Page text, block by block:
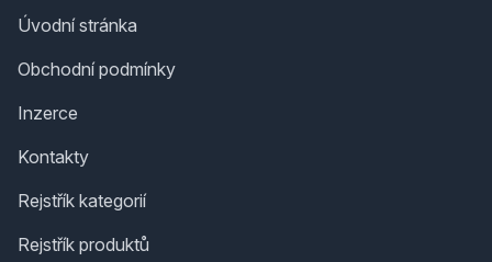
Úvodní stránka
Obchodní podmínky
Inzerce
Kontakty
Rejstřík kategorií
Rejstřík produktů